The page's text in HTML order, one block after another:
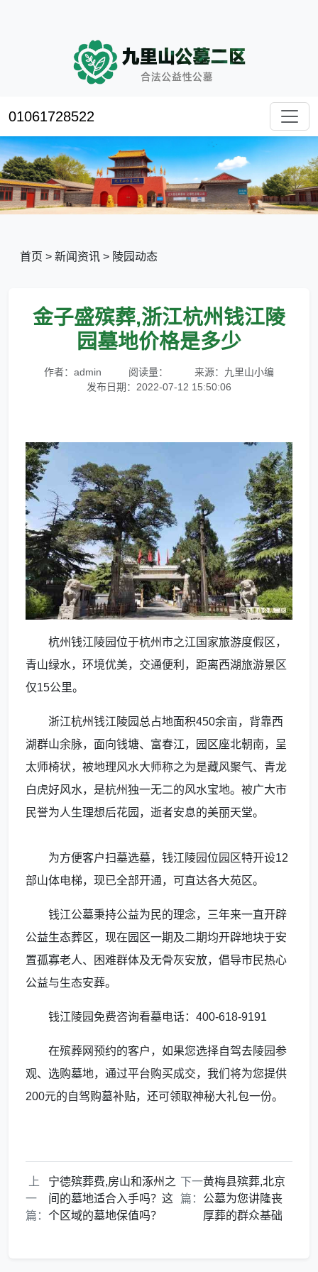
01061728522
首页 > 新闻资讯 > 陵园动态
金子盛殡葬,浙江杭州钱江陵
园墓地价格是多少
作者：admin 阅读量：
来源：九里山小编
发布日期：2022-07-12 15:50:06
杭州钱江陵园位于杭州市之江国家旅游度假区，
青山绿水，环境优美，交通便利，距离西湖旅游景区
仅15公里。
浙江杭州钱江陵园总占地面积450余亩，背靠西
湖群山余脉，面向钱塘、富春江，园区座北朝南，呈
太师椅状，被地理风水大师称之为是藏风聚气、青龙
白虎好风水，是杭州独一无二的风水宝地。被广大市
民誉为人生理想后花园，逝者安息的美丽天堂。
为方便客户扫墓选墓，钱江陵园位园区特开设12
部山体电梯，现已全部开通，可直达各大苑区。
钱江公墓秉持公益为民的理念，三年来一直开辟
公益生态葬区，现在园区一期及二期均开辟地块于安
置孤寡老人、困难群体及无骨灰安放，倡导市民热心
公益与生态安葬。
钱江陵园免费咨询看墓电话：400-618-9191
在殡葬网预约的客户，如果您选择自驾去陵园参
观、选购墓地，通过平台购买成交，我们将为您提供
200元的自驾购墓补贴，还可领取神秘大礼包一份。
上
一
篇：
宁德殡葬费,房山和涿州之
间的墓地适合入手吗？这
个区域的墓地保值吗？
下一
篇：
黄梅县殡葬,北京
公墓为您讲隆丧
厚葬的群众基础